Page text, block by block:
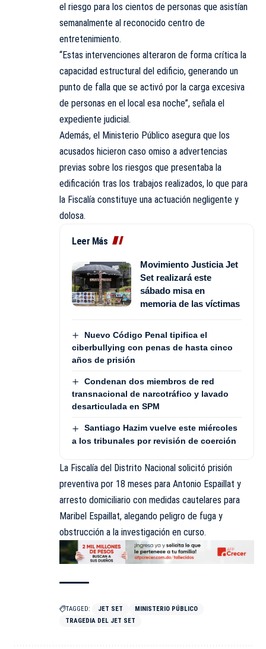
el riesgo para los cientos de personas que asistían
semanalmente al reconocido centro de
entretenimiento.
“Estas intervenciones alteraron de forma crítica la
capacidad estructural del edificio, generando un
punto de falla que se activó por la carga excesiva
de personas en el local esa noche”, señala el
expediente judicial.
Además, el Ministerio Público asegura que los
acusados hicieron caso omiso a advertencias
previas sobre los riesgos que presentaba la
edificación tras los trabajos realizados, lo que para
la Fiscalía constituye una actuación negligente y
dolosa.
Leer Más
Movimiento Justicia Jet
Set realizará este
sábado misa en
memoria de las víctimas
Nuevo Código Penal tipifica el
ciberbullying con penas de hasta cinco
años de prisión
Condenan dos miembros de red
transnacional de narcotráfico y lavado
desarticulada en SPM
Santiago Hazim vuelve este miércoles
a los tribunales por revisión de coerción
La Fiscalía del Distrito Nacional solicitó prisión
preventiva por 18 meses para Antonio Espaillat y
arresto domiciliario con medidas cautelares para
Maribel Espaillat, alegando peligro de fuga y
obstrucción a la investigación en curso.
TAGGED: JET SET
MINISTERIO PÚBLICO
TRAGEDIA DEL JET SET